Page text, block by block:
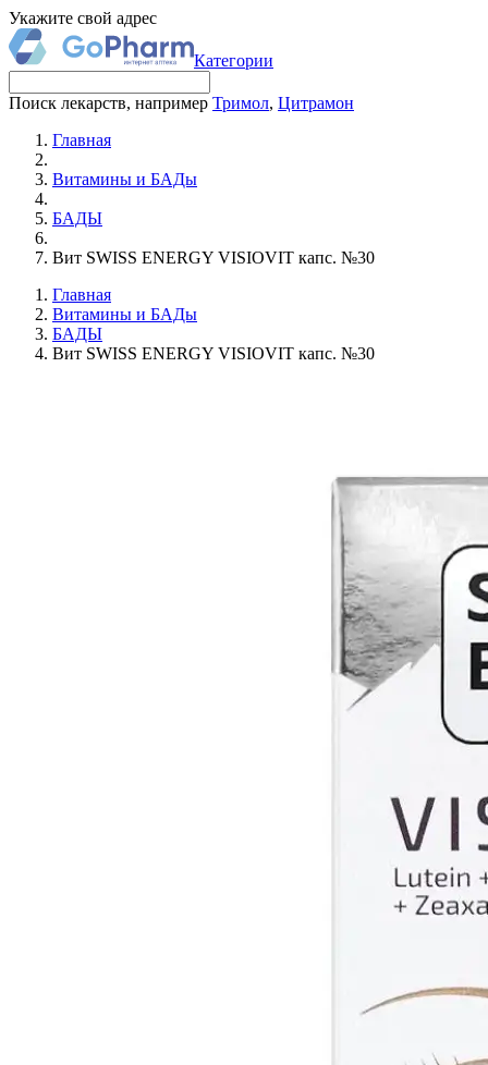
Укажите свой адрес
Категории
Поиск лекарств, например Тримол, Цитрамон
Главная
Витамины и БАДы
БАДЫ
Вит SWISS ENERGY VISIOVIT капс. №30
Главная
Витамины и БАДы
БАДЫ
Вит SWISS ENERGY VISIOVIT капс. №30